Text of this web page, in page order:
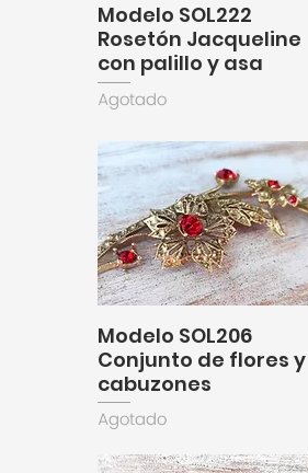
Modelo SOL222
Rosetón Jacqueline
con palillo y asa
Agotado
Modelo SOL206
Conjunto de flores y
cabuzones
Agotado